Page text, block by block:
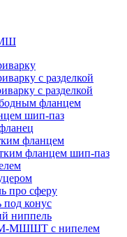
с разделкой
с разделкой
фланцем
шип-паз
фланцем
фланцем шип-паз
сферу
конус
ниппель
с нипелем